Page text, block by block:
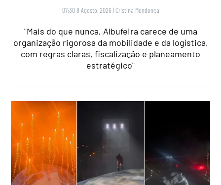
07:30 8 Agosto, 2026 | Cristina Mendonça
"Mais do que nunca, Albufeira carece de uma
organização rigorosa da mobilidade e da logística,
com regras claras, fiscalização e planeamento
estratégico"